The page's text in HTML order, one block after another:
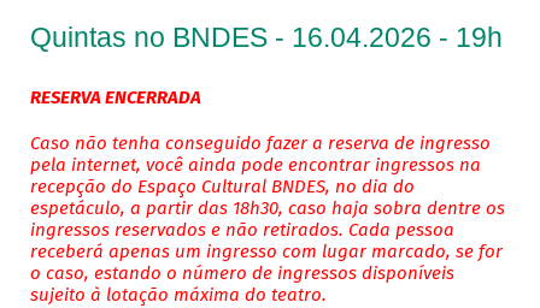
Quintas no BNDES - 16.04.2026 - 19h
RESERVA ENCERRADA
Caso não tenha conseguido fazer a reserva de ingresso
pela internet, você ainda pode encontrar ingressos na
recepção do Espaço Cultural BNDES, no dia do
espetáculo, a partir das 18h30, caso haja sobra dentre os
ingressos reservados e não retirados. Cada pessoa
receberá apenas um ingresso com lugar marcado, se for
o caso, estando o número de ingressos disponíveis
sujeito à lotação máxima do teatro.